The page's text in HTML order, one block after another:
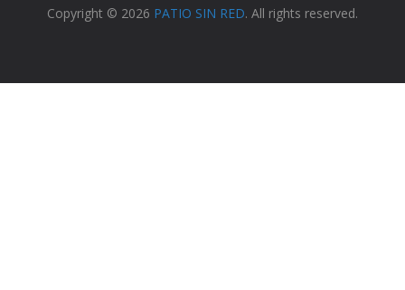
Copyright © 2026 PATIO SIN RED. All rights reserved.